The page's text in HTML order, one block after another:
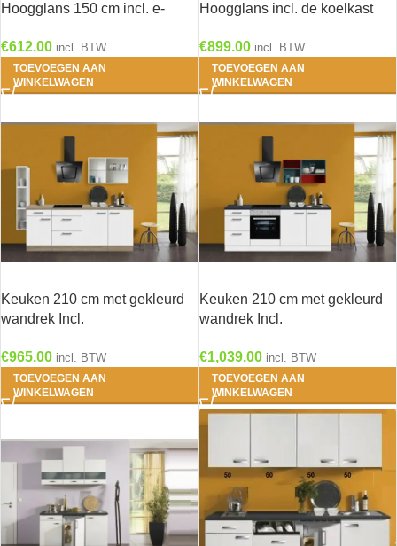
Hoogglans 150 cm incl. e-
€612.00 incl. BTW
TOEVOEGEN AAN
WINKELWAGEN
Hoogglans incl. de koelkast
€899.00 incl. BTW
TOEVOEGEN AAN
WINKELWAGEN
Keuken 210 cm met gekleurd
wandrek Incl.
624
€965.00 incl. BTW
TOEVOEGEN AAN
WINKELWAGEN
Keuken 210 cm met gekleurd
wandrek Incl.
spoelbak KT211E-9-732
€1,039.00 incl. BTW
TOEVOEGEN AAN
WINKELWAGEN